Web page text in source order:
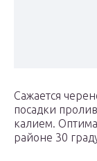
Сажается
посадки
калием.
районе 30